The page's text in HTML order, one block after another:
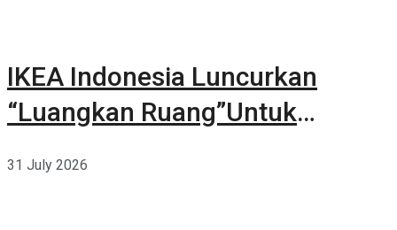
IKEA Indonesia Luncurkan
“Luangkan Ruang”Untuk
31 July 2026